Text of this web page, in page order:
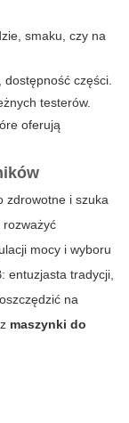
smaku, czy na
części.
testerów.
oferują
zdrowotne i szuka
rozważyć
mocy i wyboru
entuzjasta tradycji,
na
maszynki do